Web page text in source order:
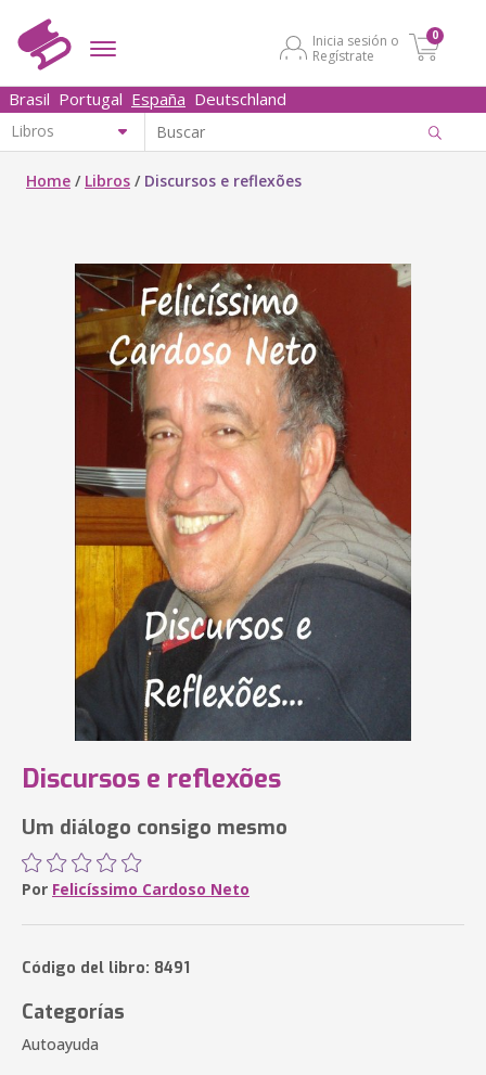
Inicia sesión o
Regístrate
0
Brasil Portugal España Deutschland
Home / Libros / Discursos e reflexões
Discursos e reflexões
Um diálogo consigo mesmo
Por Felicíssimo Cardoso Neto
Código del libro: 8491
Categorías
Autoayuda